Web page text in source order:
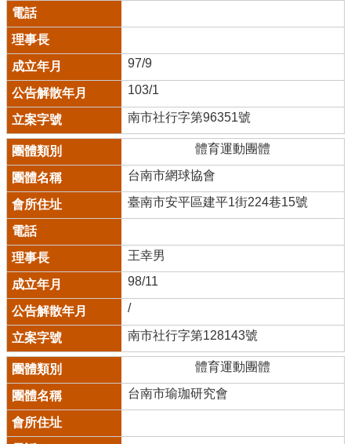
97/9
103/1
南市社行字第96351號
體育運動團體
台南市網球協會
臺南市安平區建平1街224巷15號
王幸男
98/11
/
南市社行字第128143號
體育運動團體
台南市瑜珈研究會